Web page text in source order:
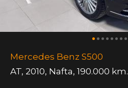
Mercedes Benz S500
AT, 2010, Nafta, 190.000 km.